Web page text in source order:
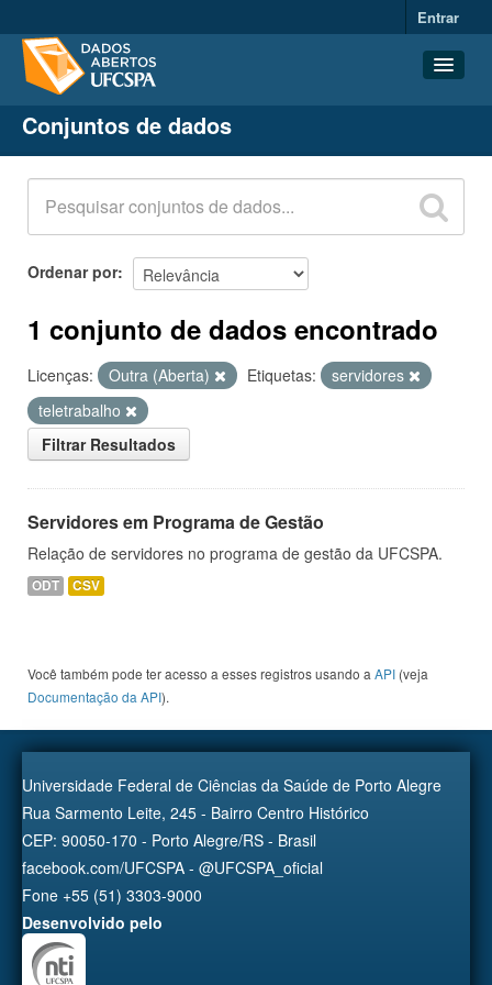
Entrar
Conjuntos de dados
Organizações
Grupos
Sobre
Conjuntos de dados
Ordenar por
1 conjunto de dados encontrado
Licenças: Outra (Aberta) Etiquetas:
servidores
teletrabalho
Filtrar Resultados
Servidores em Programa de Gestão
Relação de servidores no programa de gestão da UFCSPA.
ODT CSV
Você também pode ter acesso a esses registros usando a API (veja
Documentação da API).
Universidade Federal de Ciências da Saúde de Porto Alegre
Rua Sarmento Leite, 245 - Bairro Centro Histórico
CEP: 90050-170 - Porto Alegre/RS - Brasil
facebook.com/UFCSPA - @UFCSPA_oficial
Fone +55 (51) 3303-9000
Desenvolvido pelo